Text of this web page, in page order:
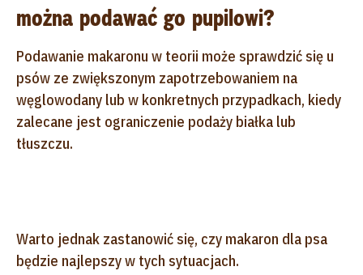
można podawać go pupilowi?
Podawanie makaronu w teorii może sprawdzić się u
psów ze zwiększonym zapotrzebowaniem na
węglowodany lub w konkretnych przypadkach, kiedy
zalecane jest ograniczenie podaży białka lub
tłuszczu.
Warto jednak zastanowić się, czy makaron dla psa
będzie najlepszy w tych sytuacjach.